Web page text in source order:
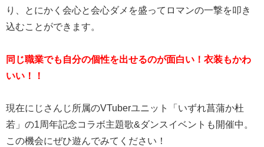
り、とにかく会心と会心ダメを盛ってロマンの一撃を叩き
込むことができます。
同じ職業でも自分の個性を出せるのが面白い！衣装もかわ
いい！！
現在にじさんじ所属のVTuberユニット「いずれ菖蒲か杜
若」の1周年記念コラボ主題歌&ダンスイベントも開催中。
この機会にぜひ遊んでみてください！